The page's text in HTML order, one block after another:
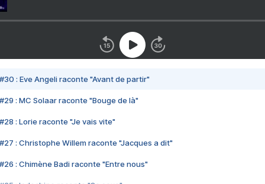
#30 : Eve Angeli raconte "Avant de partir"
#29 : MC Solaar raconte "Bouge de là"
#28 : Lorie raconte "Je vais vite"
#27 : Christophe Willem raconte "Jacques a dit"
#26 : Chimène Badi raconte "Entre nous"